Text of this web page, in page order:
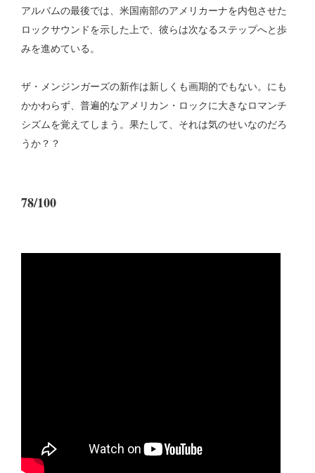
アルバムの最後では、米国南部のアメリカーナを内包させた
ロックサウンドを示した上で、彼らは次なるステップへと歩
みを進めている。
ザ・メンジンガーズの新作は新しくも画期的でもない。にも
かかわらず、普遍的なアメリカン・ロックに大きなロマンチ
シズムを覚えてしまう。果たして、それは気のせいなのだろ
うか？？
78/100